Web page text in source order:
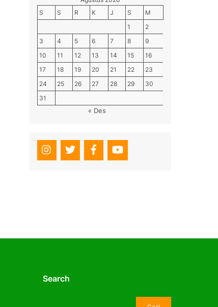
S
S R K J S
M
1
2
3
4 5 6 7 8
9
10
11 12 13 14 15
16
17
18 19 20 21 22
23
24
25 26 27 28 29
30
31
« Des
Search